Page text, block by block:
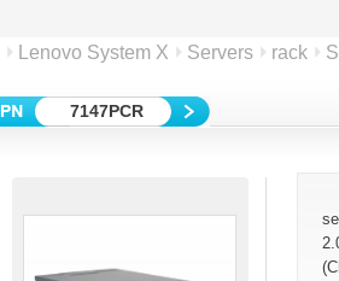
Lenovo System X Servers rack
7147PCR